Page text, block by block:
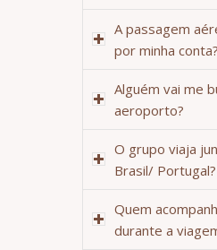
A passagem
por minha conta?
Alguém vai me
aeroporto?
O grupo viaja
Brasil/ Portugal?
Quem
durante a